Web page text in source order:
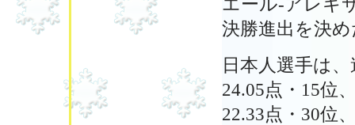
エール-アレキ
決勝進出を決
日本人選手は
24.05点・15位
22.33点・30位